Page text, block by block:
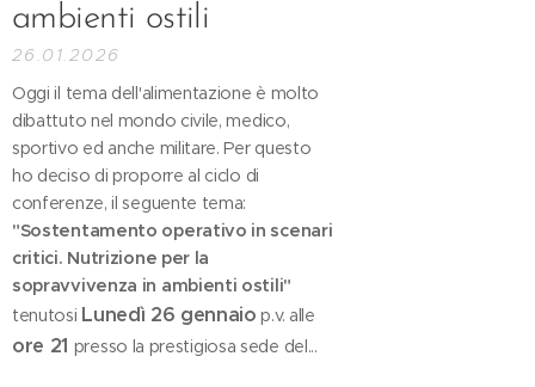
ambienti ostili
26.01.2026
Oggi il tema dell'alimentazione è molto
dibattuto nel mondo civile, medico,
sportivo ed anche militare. Per questo
ho deciso di proporre al ciclo di
conferenze, il seguente tema:
"Sostentamento operativo in scenari
critici. Nutrizione per la
sopravvivenza in ambienti ostili"
tenutosi Lunedì 26 gennaio p.v. alle
ore 21 presso la prestigiosa sede del...